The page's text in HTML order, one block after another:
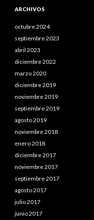
ARCHIVOS
octubre 2024
septiembre 2023
abril 2023
diciembre 2022
marzo 2020
diciembre 2019
noviembre 2019
septiembre 2019
agosto 2019
noviembre 2018
enero 2018
diciembre 2017
noviembre 2017
septiembre 2017
agosto 2017
julio 2017
junio 2017